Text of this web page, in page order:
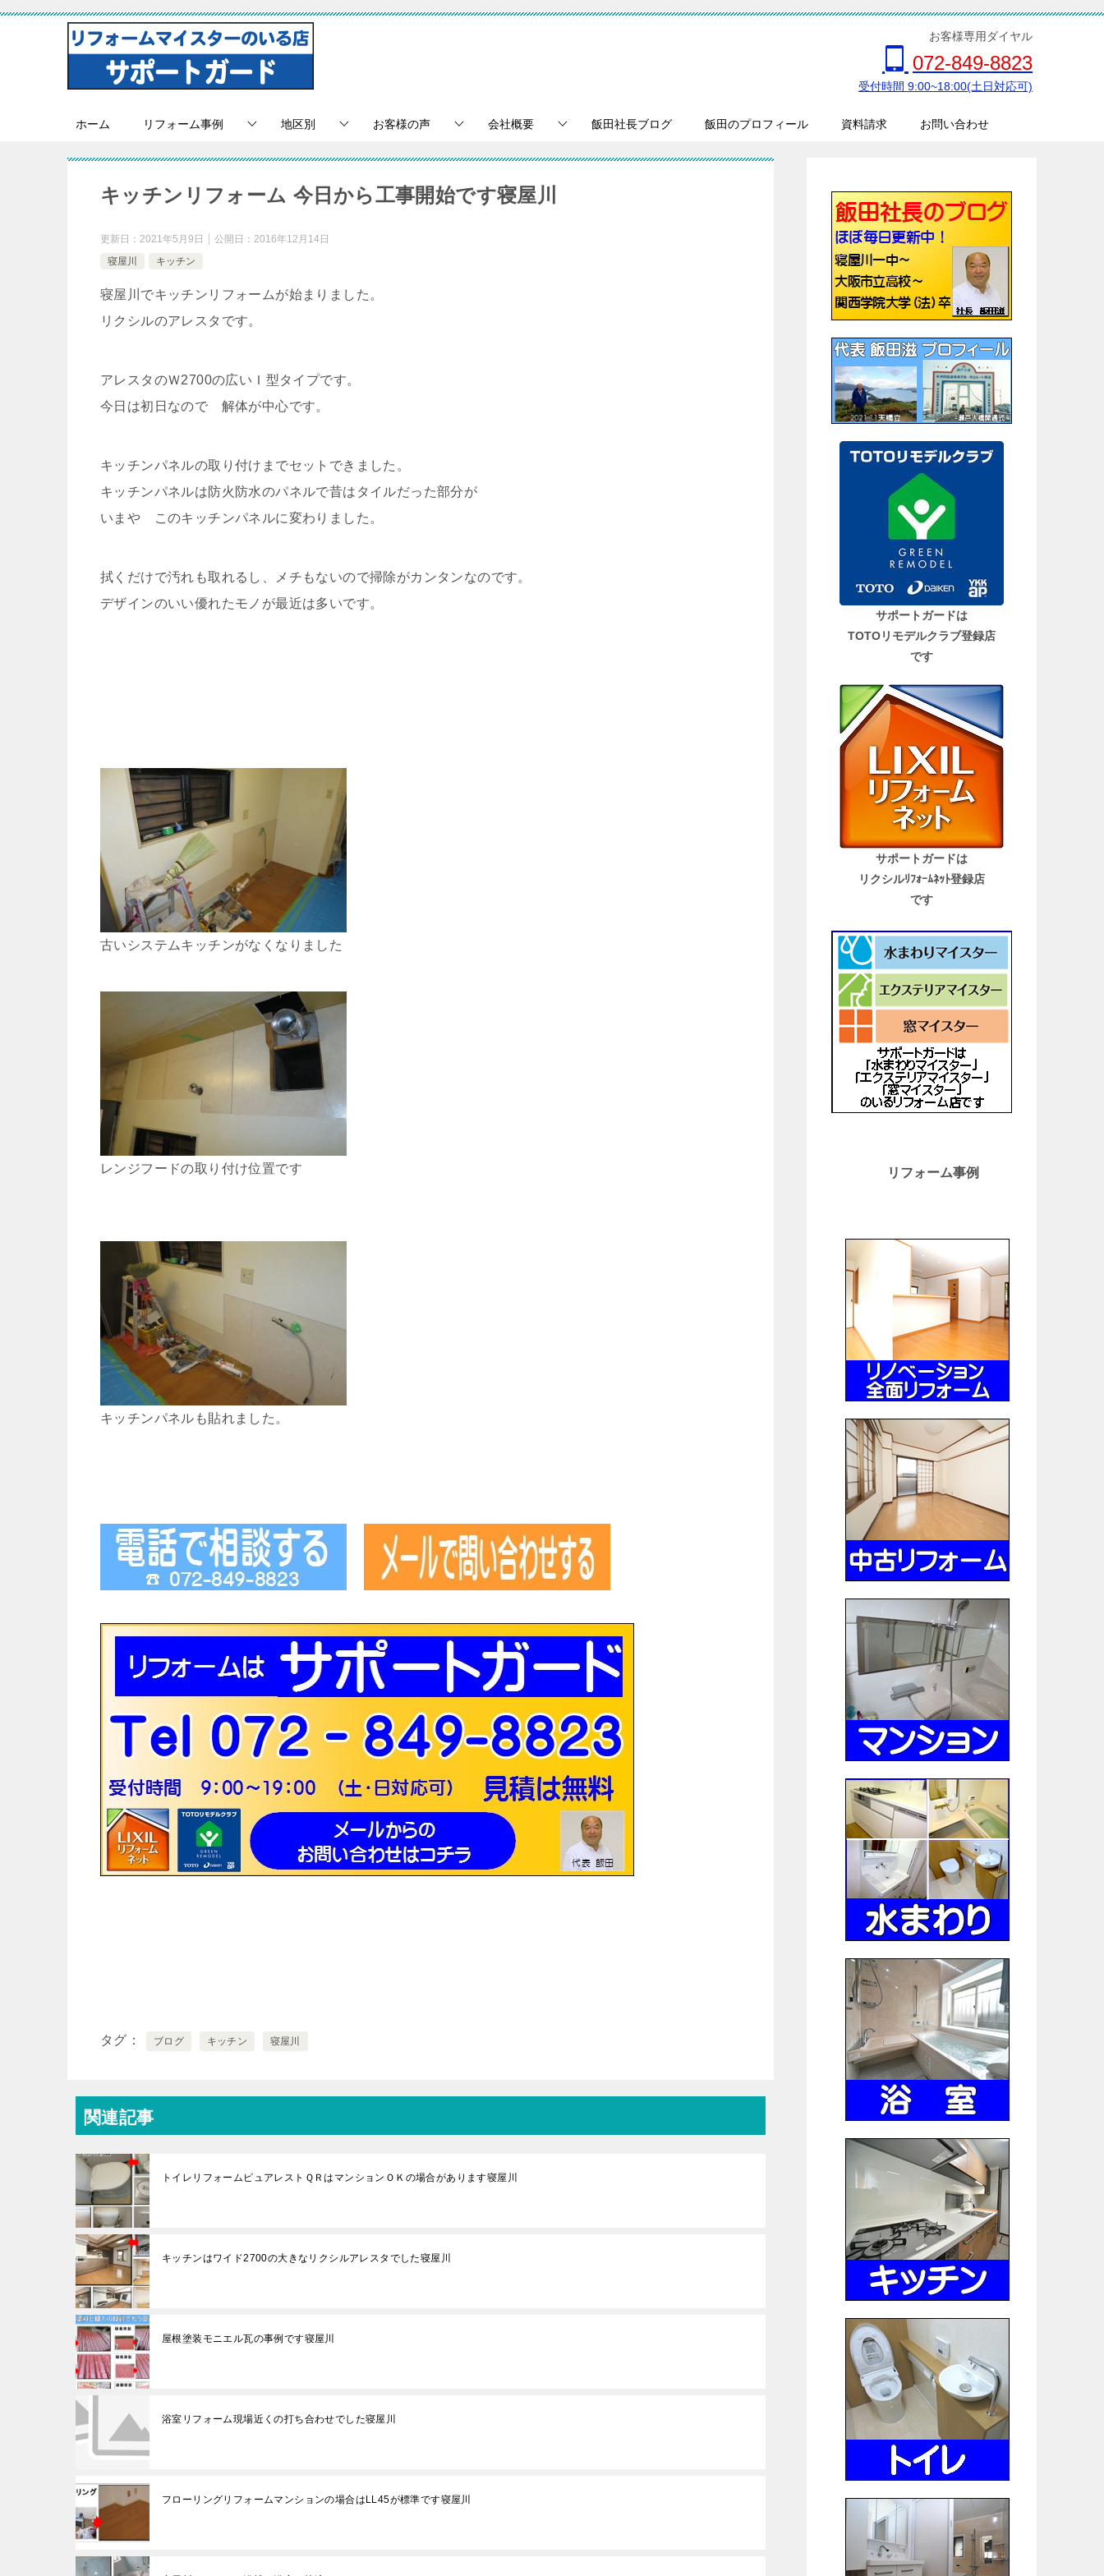
お客様専用ダイヤル
072-849-8823
受付時間 9:00~18:00(土日対応可)
ホーム リフォーム事例 地区別 お客様の声 会社概要 飯田社長ブログ 飯田のプロフィール 資料請求 お問い合わせ
キッチンリフォーム 今日から工事開始です寝屋川
更新日： 2021年5月9日 公開日： 2016年12月14日
寝屋川
キッチン
寝屋川でキッチンリフォームが始まりました。
リクシルのアレスタです。
アレスタのＷ2700の広いＩ型タイプです。
今日は初日なので 解体が中心です。
キッチンパネルの取り付けまでセットできました。
キッチンパネルは防火防水のパネルで昔はタイルだった部分が
いまや このキッチンパネルに変わりました。
拭くだけで汚れも取れるし、メチもないので掃除がカンタンなのです。
デザインのいい優れたモノが最近は多いです。
古いシステムキッチンがなくなりました
レンジフードの取り付け位置です
キッチンパネルも貼れました。
タグ ブログ キッチン 寝屋川
関連記事
トイレリフォームピュアレストＱＲはマンションＯＫの場合があります寝屋川
キッチンはワイド2700の大きなリクシルアレスタでした寝屋川
屋根塗装モニエル瓦の事例です寝屋川
浴室リフォーム現場近くの打ち合わせでした寝屋川
フローリングリフォームマンションの場合はLL45が標準です寝屋川
サポートガードは
TOTOリモデルクラブ登録店
です
サポートガードは
リクシルﾘﾌｫｰﾑﾈｯﾄ登録店
です
リフォーム事例